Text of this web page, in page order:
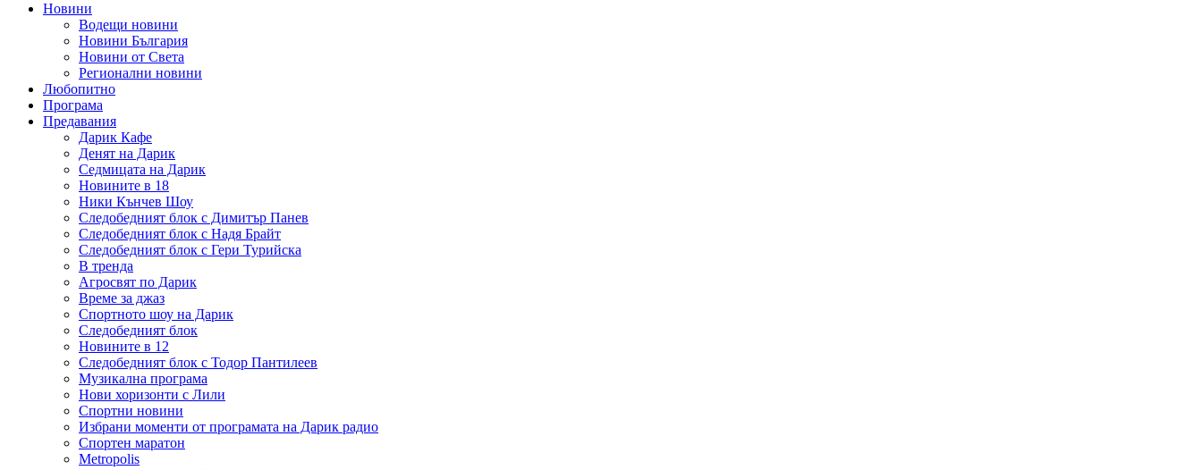
Новини
Водещи новини
Новини България
Новини от Света
Регионални новини
Любопитно
Програма
Предавания
Дарик Кафе
Денят на Дарик
Седмицата на Дарик
Новините в 18
Ники Кънчев Шоу
Следобедният блок с Димитър Панев
Следобедният блок с Надя Брайт
Следобедният блок с Гери Турийска
В тренда
Агросвят по Дарик
Време за джаз
Спортното шоу на Дарик
Следобедният блок
Новините в 12
Следобедният блок с Тодор Пантилеев
Музикална програма
Нови хоризонти с Лили
Спортни новини
Избрани моменти от програмата на Дарик радио
Спортен маратон
Metropolis